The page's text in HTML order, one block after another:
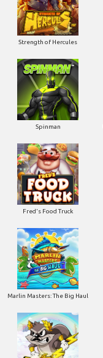
Strength of Hercules
Spinman
Fred's Food Truck
Marlin Masters: The Big Haul